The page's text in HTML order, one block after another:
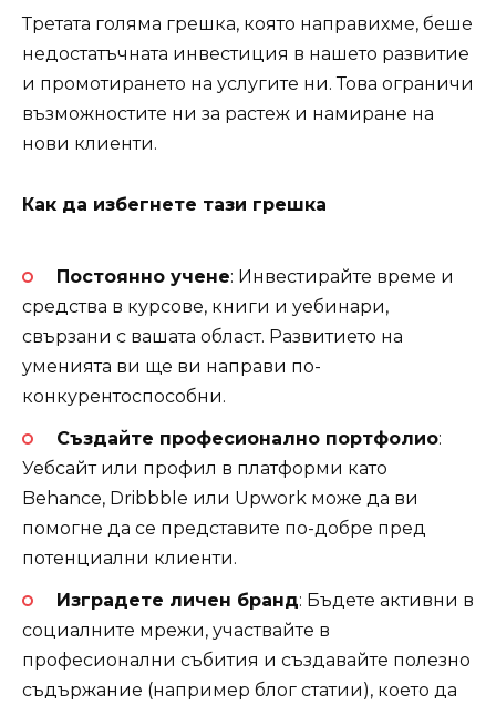
Третата голяма грешка, която направихме, беше
недостатъчната инвестиция в нашето развитие
и промотирането на услугите ни. Това ограничи
възможностите ни за растеж и намиране на
нови клиенти.
Как да избегнете тази грешка
Постоянно учене: Инвестирайте време и
средства в курсове, книги и уебинари,
свързани с вашата област. Развитието на
уменията ви ще ви направи по-
конкурентоспособни.
Създайте професионално портфолио:
Уебсайт или профил в платформи като
Behance, Dribbble или Upwork може да ви
помогне да се представите по-добре пред
потенциални клиенти.
Изградете личен бранд: Бъдете активни в
социалните мрежи, участвайте в
професионални събития и създавайте полезно
съдържание (например блог статии), което да